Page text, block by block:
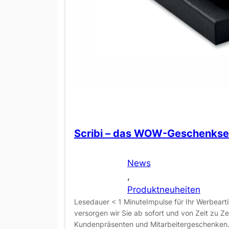
Scribi – das WOW-
News
,
Produktneuheiten
Lesedauer < 1 MinuteImpulse für Ihr
versorgen wir Sie ab sofort und von Zeit zu
Kundenpräsenten und